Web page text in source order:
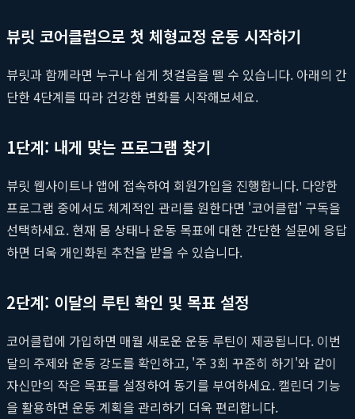
뷰릿 코어클럽으로 첫 체형교정 운동 시작하기
뷰릿과 함께라면 누구나 쉽게 첫걸음을 뗄 수 있습니다. 아래의 간
단한 4단계를 따라 건강한 변화를 시작해보세요.
1단계: 내게 맞는 프로그램 찾기
뷰릿 웹사이트나 앱에 접속하여 회원가입을 진행합니다. 다양한
프로그램 중에서도 체계적인 관리를 원한다면 '코어클럽' 구독을
선택하세요. 현재 몸 상태나 운동 목표에 대한 간단한 설문에 응답
하면 더욱 개인화된 추천을 받을 수 있습니다.
2단계: 이달의 루틴 확인 및 목표 설정
코어클럽에 가입하면 매월 새로운 운동 루틴이 제공됩니다. 이번
달의 주제와 운동 강도를 확인하고, '주 3회 꾸준히 하기'와 같이
자신만의 작은 목표를 설정하여 동기를 부여하세요. 캘린더 기능
을 활용하면 운동 계획을 관리하기 더욱 편리합니다.